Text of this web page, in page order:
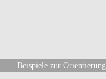
Beispiele zur Orientierung